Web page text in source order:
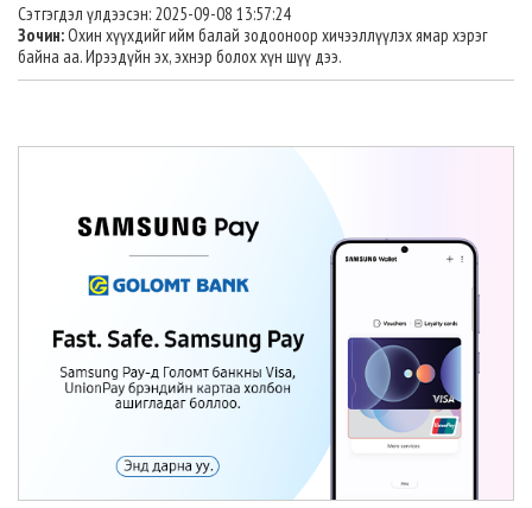
Сэтгэгдэл үлдээсэн: 2025-09-08 13:57:24
Зочин:Охин хүүхдийг ийм балай зодооноор хичээллүүлэх ямар хэрэг
байна аа. Ирээдүйн эх, эхнэр болох хүн шүү дээ.